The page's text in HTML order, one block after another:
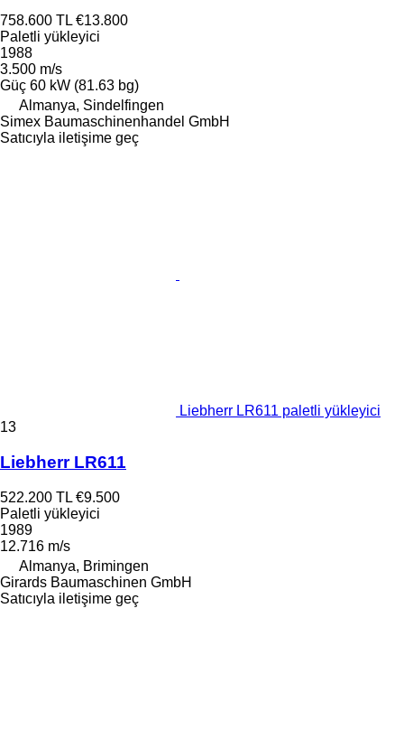
758.600 TL €13.800
Paletli yükleyici
1988
3.500 m/s
Güç 60 kW (81.63 bg)
Almanya, Sindelfingen
Simex Baumaschinenhandel GmbH
Satıcıyla iletişime geç
Liebherr LR611 paletli yükleyici
13
Liebherr LR611
522.200 TL €9.500
Paletli yükleyici
1989
12.716 m/s
Almanya, Brimingen
Girards Baumaschinen GmbH
Satıcıyla iletişime geç